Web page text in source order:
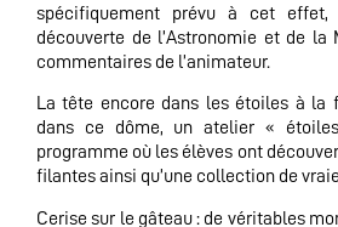
spécifiquement prévu à cet
découverte de l’Astronomie et de la
commentaires de l’animateur.
La tête encore dans les étoiles à la
dans ce dôme, un atelier «
programme où les élèves ont
filantes ainsi qu’une collection de
Cerise sur le gâteau : de véritables